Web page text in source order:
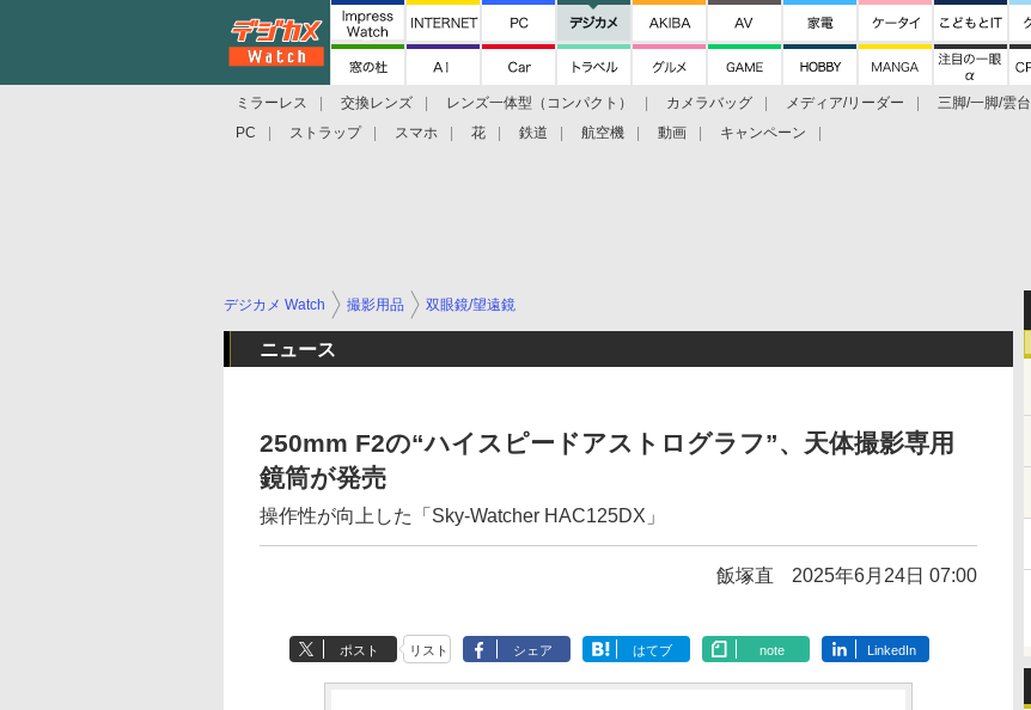
ミラーレス 交換レンズ レンズ一体型（コンパクト） カメラバッグ メディア/リーダー 三脚/一脚/雲台
PC
ストラップ スマホ 花 鉄道 航空機 動画 キャンペーン
デジカメ Watch 撮影用品 双眼鏡/望遠鏡
ニュース
250mm F2の“ハイスピードアストログラフ”、天体撮影専用
鏡筒が発売
操作性が向上した「Sky-Watcher HAC125DX」
飯塚直 2025年6月24日 07:00
ポスト リスト シェア はてブ note LinkedIn